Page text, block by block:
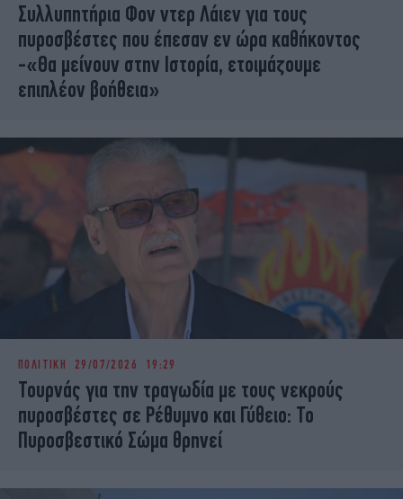
Συλλυπητήρια Φον ντερ Λάιεν για τους
πυροσβέστες που έπεσαν εν ώρα καθήκοντος
-«Θα μείνουν στην Ιστορία, ετοιμάζουμε
επιπλέον βοήθεια»
ΠΟΛΙΤΙΚΗ 29/07/2026 19:29
Τουρνάς για την τραγωδία με τους νεκρούς
πυροσβέστες σε Ρέθυμνο και Γύθειο: Το
Πυροσβεστικό Σώμα θρηνεί